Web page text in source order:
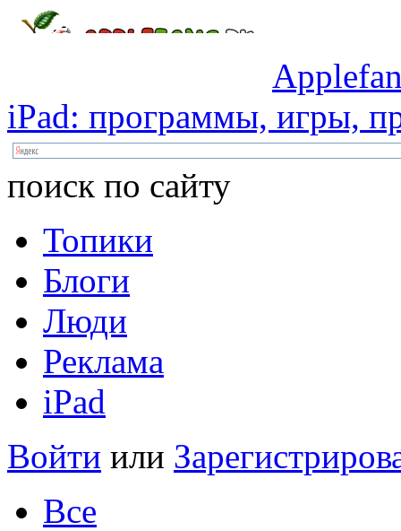
iPad: программы, игры,
поиск по сайту
Топики
Блоги
Люди
Реклама
iPad
Войти или
Все